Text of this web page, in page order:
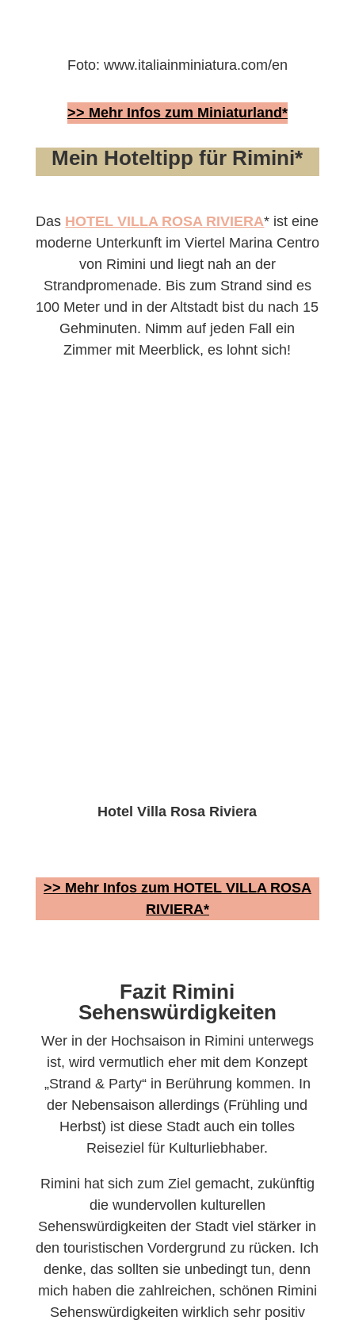
Foto: www.italiainminiatura.com/en
>> Mehr Infos zum Miniaturland*
Mein Hoteltipp für Rimini*
Das HOTEL VILLA ROSA RIVIERA* ist eine
moderne Unterkunft im Viertel Marina Centro
von Rimini und liegt nah an der
Strandpromenade. Bis zum Strand sind es
100 Meter und in der Altstadt bist du nach 15
Gehminuten. Nimm auf jeden Fall ein
Zimmer mit Meerblick, es lohnt sich!
Hotel Villa Rosa Riviera
>> Mehr Infos zum HOTEL VILLA ROSA
RIVIERA*
Fazit Rimini
Sehenswürdigkeiten
Wer in der Hochsaison in Rimini unterwegs
ist, wird vermutlich eher mit dem Konzept
„Strand & Party“ in Berührung kommen. In
der Nebensaison allerdings (Frühling und
Herbst) ist diese Stadt auch ein tolles
Reiseziel für Kulturliebhaber.
Rimini hat sich zum Ziel gemacht, zukünftig
die wundervollen kulturellen
Sehenswürdigkeiten der Stadt viel stärker in
den touristischen Vordergrund zu rücken. Ich
denke, das sollten sie unbedingt tun, denn
mich haben die zahlreichen, schönen Rimini
Sehenswürdigkeiten wirklich sehr positiv